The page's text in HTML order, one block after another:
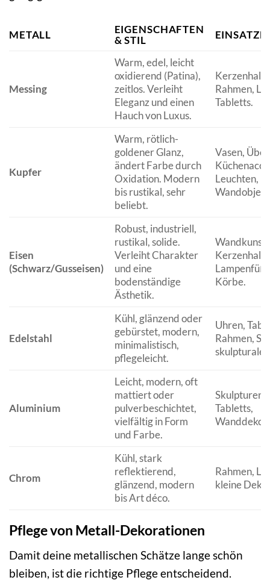
METALL
EIGENSCHAFTEN
& STIL
Messing
Warm, edel, leicht
oxidierend (Patina),
zeitlos. Verleiht
Eleganz und einen
Hauch von Luxus.
Rahmen,
Tabletts.
Kupfer
Warm, rötlich-
goldener Glanz,
ändert Farbe durch
Oxidation. Modern
bis rustikal, sehr
beliebt.
Vasen,
Leuchten,
Eisen
(Schwarz/Gusseisen)
Robust, industriell,
rustikal, solide.
Verleiht Charakter
und eine
bodenständige
Ästhetik.
Wandkunst,
Körbe.
Edelstahl
Kühl, glänzend oder
gebürstet, modern,
minimalistisch,
pflegeleicht.
Uhren,
Rahmen,
skulpturale
Aluminium
Leicht, modern, oft
mattiert oder
pulverbeschichtet,
vielfältig in Form
und Farbe.
Skulpturen,
Tabletts,
Chrom
Kühl, stark
reflektierend,
glänzend, modern
bis Art déco.
Rahmen,
kleine
Pflege von Metall-Dekorationen
Damit deine metallischen Schätze lange schön
bleiben, ist die richtige Pflege entscheidend.